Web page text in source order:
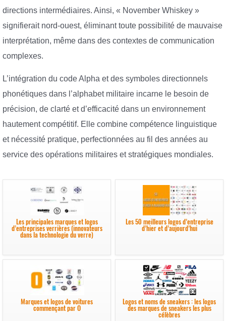
directions intermédiaires. Ainsi, « November Whiskey »
signifierait nord-ouest, éliminant toute possibilité de mauvaise
interprétation, même dans des contextes de communication
complexes.
L’intégration du code Alpha et des symboles directionnels
phonétiques dans l’alphabet militaire incarne le besoin de
précision, de clarté et d’efficacité dans un environnement
hautement compétitif. Elle combine compétence linguistique
et nécessité pratique, perfectionnées au fil des années au
service des opérations militaires et stratégiques mondiales.
Les principales marques et logos
d’entreprises verrières (innovateurs
dans la technologie du verre)
Les 50 meilleurs logos d’entreprise
d’hier et d’aujourd’hui
Marques et logos de voitures
commençant par O
Logos et noms de sneakers : les logos
des marques de sneakers les plus
célèbres